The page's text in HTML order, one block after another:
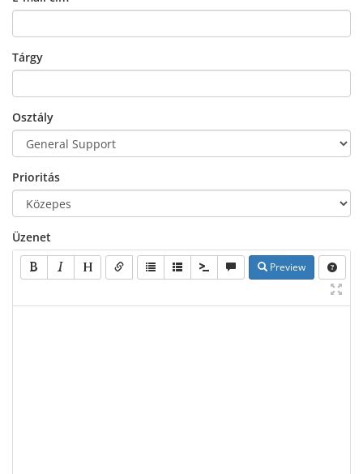
Tárgy
Osztály
Prioritás
Üzenet
Preview